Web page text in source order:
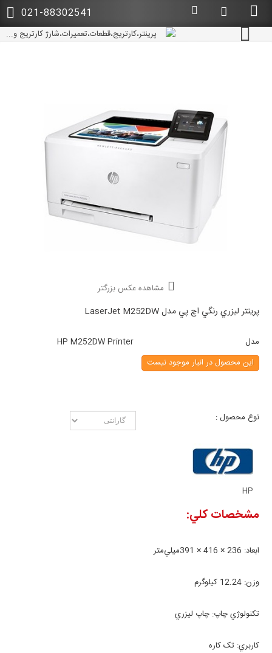
021-88302541
مشاهده عکس بزرگتر
پرينتر ليزري رنگي اچ پي مدل LaserJet M252DW
مدل
HP M252DW Printer
این محصول در انبار موجود نیست
نوع محصول :
HP
مشخصات کلي:
ابعاد: 236 × 416 × 391ميلي‌متر
وزن: 12.24 کيلوگرم
تکنولوژي چاپ: چاپ ليزري
کاربري: تک کاره